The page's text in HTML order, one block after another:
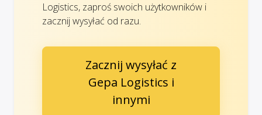
Logistics, zaproś swoich użytkowników i
zacznij wysyłać od razu.
Zacznij wysyłać z
Gepa Logistics i
innymi